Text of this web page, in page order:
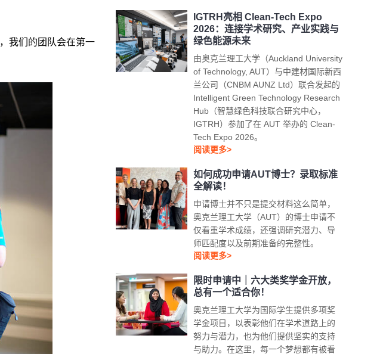
，我们的团队会在第一
IGTRH亮相 Clean-Tech Expo
2026：连接学术研究、产业实践与
绿色能源未来
由奥克兰理工大学（Auckland University
of Technology, AUT）与中建材国际新西
兰公司（CNBM AUNZ Ltd）联合发起的
Intelligent Green Technology Research
Hub（智慧绿色科技联合研究中心，
IGTRH）参加了在 AUT 举办的 Clean-
Tech Expo 2026。
阅读更多>
如何成功申请AUT博士？录取标准
全解读！
申请博士并不只是提交材料这么简单，
奥克兰理工大学（AUT）的博士申请不
仅看重学术成绩，还强调研究潜力、导
师匹配度以及前期准备的完整性。
阅读更多>
限时申请中｜六大类奖学金开放，
总有一个适合你！
奥克兰理工大学为国际学生提供多项奖
学金项目，以表彰他们在学术道路上的
努力与潜力，也为他们提供坚实的支持
与助力。在这里，每一个梦想都有被看